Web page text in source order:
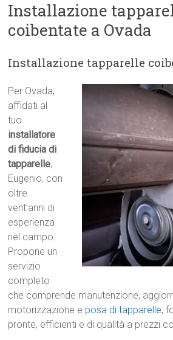
Installazione
coibentate a Ovada
Installazione tapparelle
Per Ovada,
affidati al
tuo
installatore
di fiducia di
tapparelle,
Eugenio, con
oltre
vent’anni di
esperienza
nel campo.
Propone un
servizio
completo
che comprende manutenzione,
motorizzazione e posa di tapparelle,
pronte, efficienti e di qualità a prezzi